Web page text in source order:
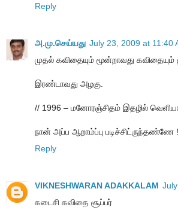
Reply
அ.மு.செய்யது July 23, 2009 at 11:40
முதல் கவிதையும் மூன்றாவது கவிதையும்
இரண்டாவது அழகு.
// 1996 – மனோரஞ்சிதம் இதழில்
நான் அப்ப ஆறாம்ப்பு படிச்சிட்ருந்தண்ணே
Reply
VIKNESHWARAN ADAKKALAM
கடைசி கவிதை சூப்பர்